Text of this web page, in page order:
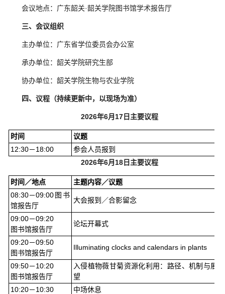
会议地点：广东韶关·韶关学院图书馆学术报告厅
三、会议组织
主办单位：广东省学位委员会办公室
承办单位：韶关学院研究生部
协办单位：韶关学院生物与农业学院
四、议程（持续更新中，以现场为准）
2026年6月17日主要议程
时间 议题
12:30－18:00
参会人员报到
2026年6月18日主要议程
时间／地点 主题内容／议题
08:30－09:00图书
馆报告厅
大会报到／合影留念
09:00－09:20
图书馆报告厅
论坛开幕式
09:20－09:50
图书馆报告厅
Illuminating clocks and calendars in plants
09:50－10:20
图书馆报告厅
入侵植物薇甘菊资源化利用：路径、机制与展
望
10:20－10:30
中场休息